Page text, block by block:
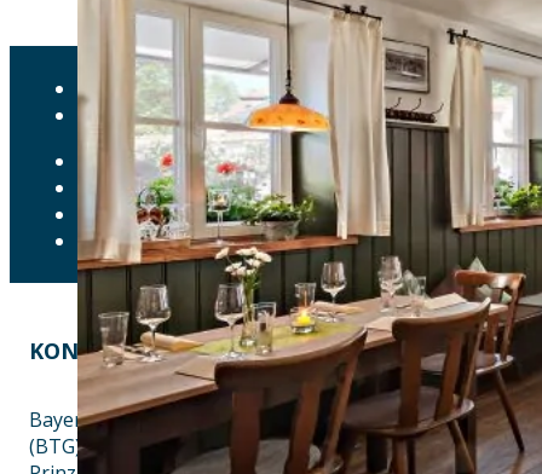
AKTUELLES
DOWNLOADS
DATENSCHUTZ
IMPRESSUM
LEICHTE SPRACHE
ERKLÄRUNG ZUR BARRIEREFREIHEIT
KONTAKT EINE INITIATIVE VON
Bayern Tourist Gmbh
(BTG)